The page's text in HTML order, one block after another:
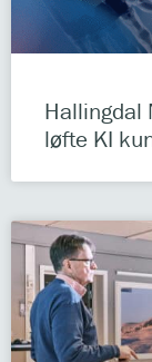
Hallingdal
løfte KI